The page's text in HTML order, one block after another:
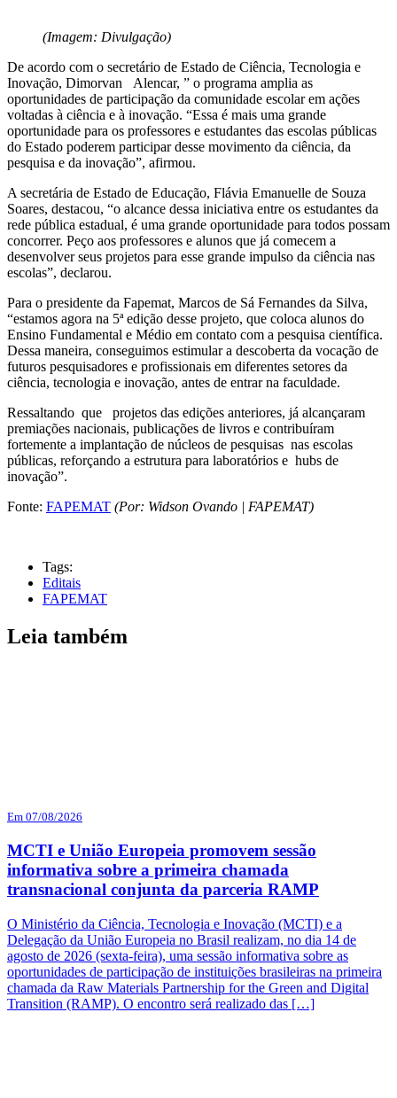
(Imagem: Divulgação)
De acordo com o secretário de Estado de Ciência, Tecnologia e
Inovação, Dimorvan Alencar, ” o programa amplia as
oportunidades de participação da comunidade escolar em ações
voltadas à ciência e à inovação. “Essa é mais uma grande
oportunidade para os professores e estudantes das escolas públicas
do Estado poderem participar desse movimento da ciência, da
pesquisa e da inovação”, afirmou.
A secretária de Estado de Educação, Flávia Emanuelle de Souza
Soares, destacou, “o alcance dessa iniciativa entre os estudantes da
rede pública estadual, é uma grande oportunidade para todos possam
concorrer. Peço aos professores e alunos que já comecem a
desenvolver seus projetos para esse grande impulso da ciência nas
escolas”, declarou.
Para o presidente da Fapemat, Marcos de Sá Fernandes da Silva,
“estamos agora na 5ª edição desse projeto, que coloca alunos do
Ensino Fundamental e Médio em contato com a pesquisa científica.
Dessa maneira, conseguimos estimular a descoberta da vocação de
futuros pesquisadores e profissionais em diferentes setores da
ciência, tecnologia e inovação, antes de entrar na faculdade.
Ressaltando que projetos das edições anteriores, já alcançaram
premiações nacionais, publicações de livros e contribuíram
fortemente a implantação de núcleos de pesquisas nas escolas
públicas, reforçando a estrutura para laboratórios e hubs de
inovação”.
Fonte: FAPEMAT (Por: Widson Ovando | FAPEMAT)
Tags:
Editais
FAPEMAT
Leia também
Em 07/08/2026
MCTI e União Europeia promovem sessão
informativa sobre a primeira chamada
transnacional conjunta da parceria RAMP
O Ministério da Ciência, Tecnologia e Inovação (MCTI) e a
Delegação da União Europeia no Brasil realizam, no dia 14 de
agosto de 2026 (sexta-feira), uma sessão informativa sobre as
oportunidades de participação de instituições brasileiras na primeira
chamada da Raw Materials Partnership for the Green and Digital
Transition (RAMP). O encontro será realizado das […]